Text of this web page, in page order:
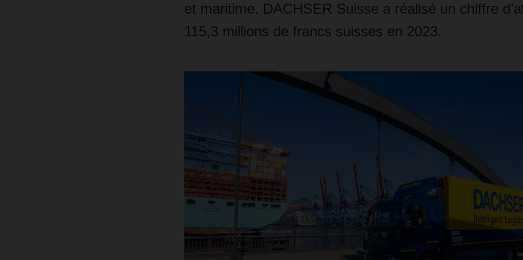
et maritime. DACHSER Suisse a réalisé un chiffre
115,3 millions de francs suisses en 2023.